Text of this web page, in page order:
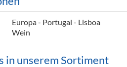
Equipment
Hygieneartikel & Desinfektion
Europa - Portugal - Lisboa
Wein
unserem Sortiment